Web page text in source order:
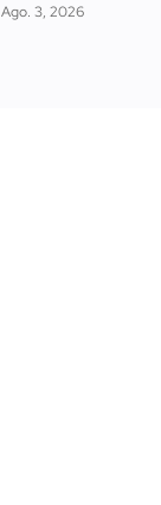
Ago. 3, 2026